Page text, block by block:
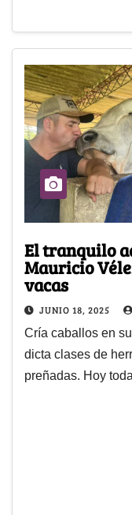
El tranquilo
Mauricio
vacas
JUNIO 18, 2025
Cría caballos en
dicta clases de
preñadas. Hoy